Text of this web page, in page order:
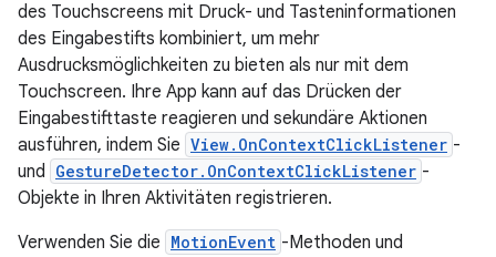
des Touchscreens mit Druck- und Tasteninformationen
des Eingabestifts kombiniert, um mehr
Ausdrucksmöglichkeiten zu bieten als nur mit dem
Touchscreen. Ihre App kann auf das Drücken der
Eingabestifttaste reagieren und sekundäre Aktionen
ausführen, indem Sie View.OnContextClickListener -
und GestureDetector.OnContextClickListener -
Objekte in Ihren Aktivitäten registrieren.
Verwenden Sie die MotionEvent -Methoden und